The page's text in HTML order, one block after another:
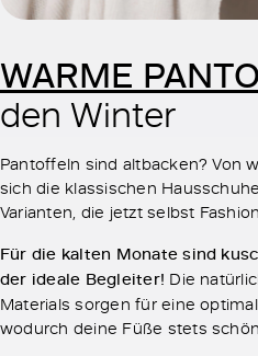
WARME
den Winter
Pantoffeln sind altbacken? Von
sich die klassischen
Varianten, die jetzt selbst
Für die kalten Monate sind
der ideale Begleiter! Die
Materials sorgen für eine
wodurch deine Füße stets